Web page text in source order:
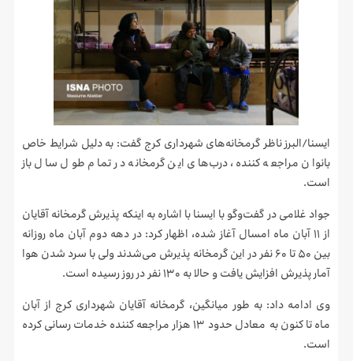
ایسنا/البرزناظر گرمخانه‌های شهرداری کرج گفت: به دلیل شرایط خاص
بانوان مراجعه کننده، درب‌های این گرمخانه در تمام طول سال باز
است.
جواد غلامی در گفت‌وگو با ایسنا با اشاره به اینکه پذیرش گرمخانه آقایان
از ۱۱ آبان ماه امسال آغاز شده، اظهار کرد: در دهه دوم آبان ماه روزانه
بین ۵۰ تا ۶۰ نفر در این گرمخانه پذیرش می‌شدند ولی با سرد شدن هوا
آمار پذیرش افزایش یافت و حالا به ۱۳۰ نفر در روز رسیده است.
وی ادامه داد: به طور میانگین، گرمخانه آقایان شهرداری کرج از آبان
ماه تا کنون به معادل حدود ۱۳ هزار مراجعه کننده خدمات رسانی کرده
است.